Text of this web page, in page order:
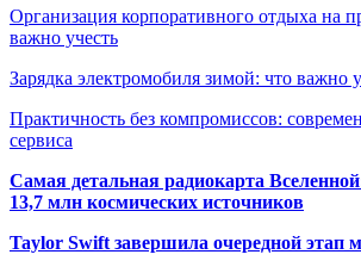
Организация корпоративного отдыха на
важно учесть
Зарядка электромобиля зимой: что важно
Практичность без компромиссов:
сервиса
Самая детальная радиокарта
13,7 млн космических источников
Taylor Swift завершила очередной этап